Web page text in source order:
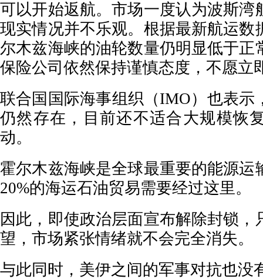
可以开始返航。市场一度认为波斯湾
现实情况并不乐观。根据最新航运数
尔木兹海峡的油轮数量仍明显低于正
保险公司依然保持谨慎态度，不愿立
联合国国际海事组织（IMO）也表示
仍然存在，目前还不适合大规模恢
动。
霍尔木兹海峡是全球最重要的能源运
20%的海运石油贸易需要经过这里。
因此，即使政治层面宣布解除封锁，
望，市场紧张情绪就不会完全消失。
与此同时，美伊之间的军事对抗也没